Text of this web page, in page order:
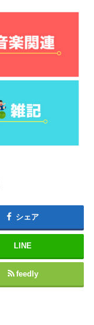
シェア
LINE
feedly